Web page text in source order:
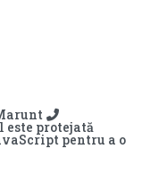
este protejată
pentru a o